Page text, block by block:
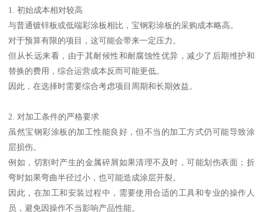
1. 初始成本相对较高
与普通镀锌板或低端彩涂板相比，宝钢彩涂板的采购成本略高。
对于预算有限的项目，这可能会带来一定压力。
但从长远来看，由于其耐候性和耐腐蚀性优异，减少了后期维护和
替换的费用，综合运营成本反而可能更低。
因此，在选择时需要综合考虑项目周期和长期效益。
2. 对加工条件的严格要求
虽然宝钢彩涂板的加工性能良好，但不当的加工方式仍可能导致涂
层损伤。
例如，切割时产生的金属碎屑如果清理不及时，可能划伤表面；折
弯时如果弯曲半径过小，也可能造成涂层开裂。
因此，在加工和安装过程中，需要使用合适的工具和专业的操作人
员，避免因操作不当影响产品性能。